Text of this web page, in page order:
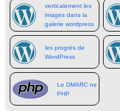
verticalement les
images dans la
galerie wordpress
par défaut
les progrès de
WordPress
Le DMARC ne
PHP